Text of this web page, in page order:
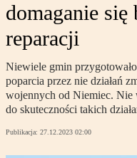
domaganie
reparacji
Niewiele gmin
poparcia przez nie działań
wojennych od Niemiec. Nie
do skuteczności takich
Publikacja: 27.12.2023 02:00